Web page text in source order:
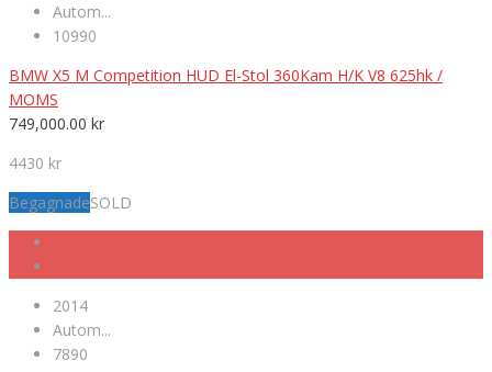
Autom...
10990
BMW X5 M Competition HUD El-Stol 360Kam H/K V8 625hk /
MOMS
749,000.00 kr
4430 kr
BegagnadeSOLD
2014
Autom...
7890